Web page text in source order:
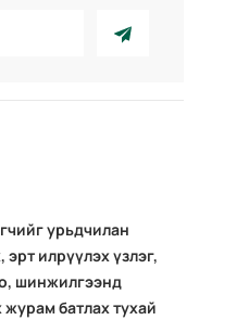
урьдчилан
эрт илрүүлэх үзлэг,
шинжилгээнд
батлах тухай